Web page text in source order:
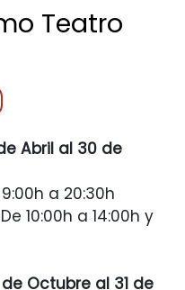
Teatro
Abril al 30 de
a 20:30h
10:00h a 14:00h y
Octubre al 31 de